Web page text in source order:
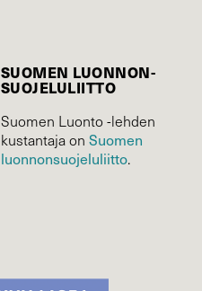
SUOMEN LUONNON­
SUOJELU­LIITTO
Suomen Luonto -lehden
kustantaja on Suomen
luonnonsuojelu­liitto.